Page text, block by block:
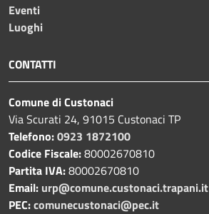
Eventi
Luoghi
CONTATTI
Comune di Custonaci
Via Scurati 24, 91015 Custonaci TP
Telefono:0923 1872100
Codice Fiscale:80002670810
Partita IVA:80002670810
Email: urp@comune.custonaci.trapani.it
PEC:comunecustonaci@pec.it